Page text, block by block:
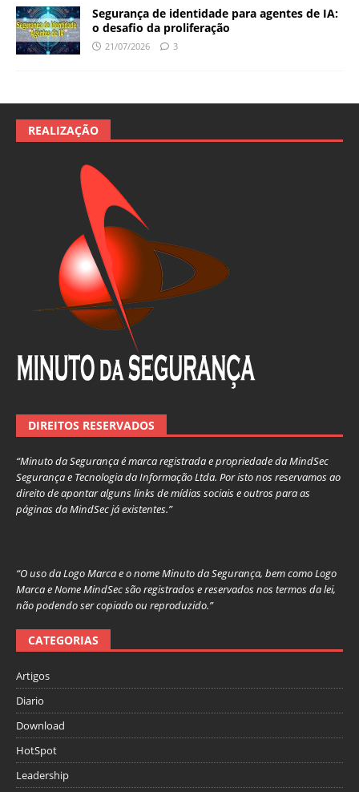
Segurança de identidade para agentes de IA:
o desafio da proliferação
21/07/2026 3
REALIZAÇÃO
DIREITOS RESERVADOS
“Minuto da Segurança é marca registrada e propriedade da MindSec
Segurança e Tecnologia da Informação Ltda. Por isto nos reservamos ao
direito de apontar alguns links de mídias sociais e outros para as
páginas da MindSec já existentes.”
“O uso da Logo Marca e o nome Minuto da Segurança, bem como Logo
Marca e Nome MindSec são registrados e reservados nos termos da lei,
não podendo ser copiado ou reproduzido.”
CATEGORIAS
Artigos
Diario
Download
HotSpot
Leadership